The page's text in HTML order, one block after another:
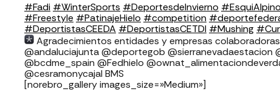
#Fadi #WinterSports #DeportesdeInvierno #EsquiAlpino
#Freestyle #PatinajeHielo #competition
#DeportistasCEEDA #DeportistasCETDI #Mushing
Agradecimientos entidades y empresas colaboradoras
⁣⁣⁣⁣@andaluciajunta @deportegob ⁣⁣⁣@sierranevadaestacion
@bcdme_spain @Fedhielo
@cesramonycajal BMS
[norebro_gallery images_size=»Medium»]